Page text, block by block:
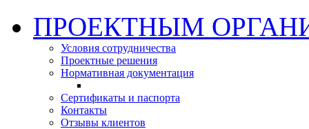
ПРОЕКТНЫМ
Условия сотрудничества
Проектные решения
Нормативная документация
Сертификаты и паспорта
Контакты
Отзывы клиентов